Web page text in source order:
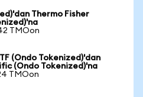
Thermo Fisher
TMOon
(Ondo Tokenized)'dan
(Ondo Tokenized)'na
TMOon